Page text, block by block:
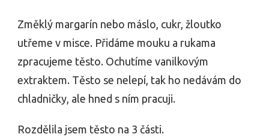
Změklý margarín nebo máslo, cukr, žloutko
utřeme v misce. Přidáme mouku a rukama
zpracujeme těsto. Ochutíme vanilkovým
extraktem. Těsto se nelepí, tak ho nedávám do
chladničky, ale hned s ním pracuji.
Rozdělila jsem těsto na 3 části.